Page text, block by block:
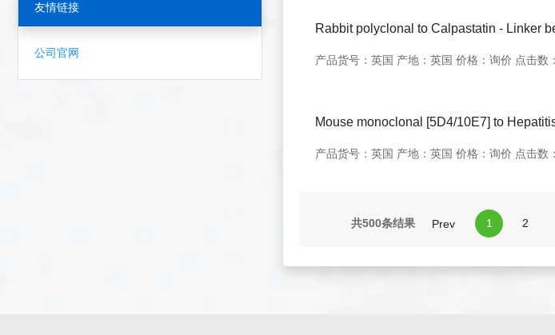
友情链接
公司官网
Rabbit polyclonal to Calpastatin - Linker
产品货号：英国 产地：英国 价格：询价 点击数
Mouse monoclonal [5D4/10E7] to
产品货号：英国 产地：英国 价格：询价 点击数
共500条结果 Prev 1 2